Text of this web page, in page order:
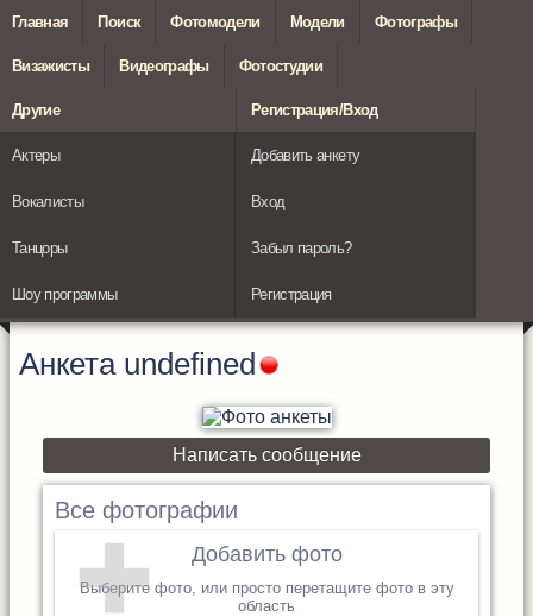
Главная Поиск Фотомодели Модели Фотографы
Визажисты Видеографы Фотостудии
Другие
Актеры
Вокалисты
Танцоры
Шоу программы
Регистрация/Вход
Добавить анкету
Вход
Забыл пароль?
Регистрация
Анкета undefined
Написать сообщение
Все фотографии
Добавить фото
Выберите фото, или просто перетащите фото в эту
область